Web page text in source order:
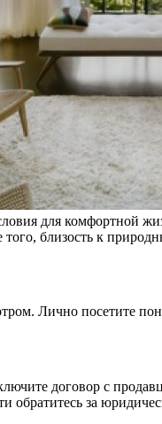
для комфортной
близость к
Лично посетите
договор с
обратитесь за